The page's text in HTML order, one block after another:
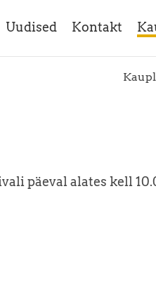
Uudised Kontakt
päeval alates kell